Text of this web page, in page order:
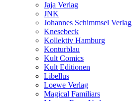
Jaja Verlag
JNK
Johannes Schimmsel Verlag
Knesebeck
Kollektiv Hamburg
Konturblau
Kult Comics
Kult Editionen
Libellus
Loewe Verlag
Magical Familiars